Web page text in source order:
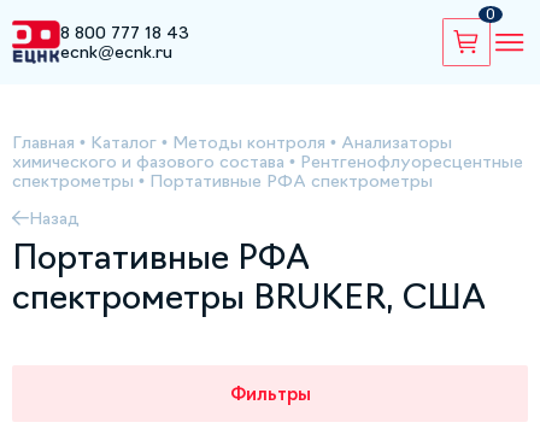
8 800 777 18 43
ecnk@ecnk.ru
0
Главная • Каталог • Методы контроля • Анализаторы
химического и фазового состава • Рентгенофлуоресцентные
спектрометры • Портативные РФА спектрометры
Назад
Портативные РФА
спектрометры BRUKER, США
Фильтры